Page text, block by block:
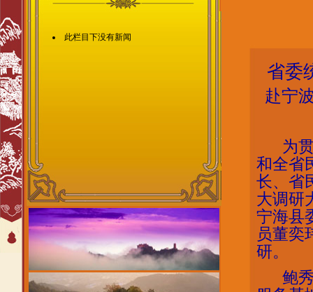
此栏目下没有新闻
省委
赴宁
为
和全省
长、省
大调研
宁海县
员董奕
研。
鲍